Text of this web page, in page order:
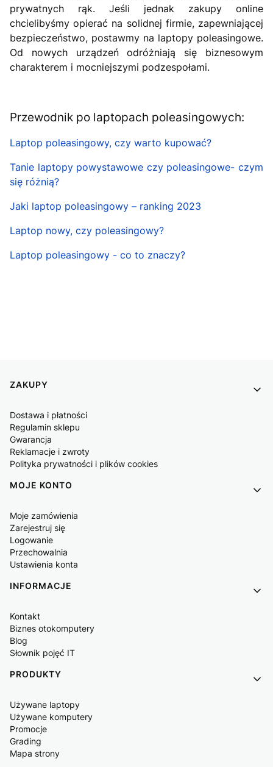
prywatnych rąk. Jeśli jednak zakupy online
chcielibyśmy opierać na solidnej firmie, zapewniającej
bezpieczeństwo, postawmy na laptopy poleasingowe.
Od nowych urządzeń odróżniają się biznesowym
charakterem i mocniejszymi podzespołami.
Przewodnik po laptopach poleasingowych:
Laptop poleasingowy, czy warto kupować?
Tanie laptopy powystawowe czy poleasingowe- czym
się różnią?
Jaki laptop poleasingowy – ranking 2023
Laptop nowy, czy poleasingowy?
Laptop poleasingowy - co to znaczy?
Linki w stopce
ZAKUPY
Dostawa i płatności
Regulamin sklepu
Gwarancja
Reklamacje i zwroty
Polityka prywatności i plików cookies
MOJE KONTO
Moje zamówienia
Zarejestruj się
Logowanie
Przechowalnia
Ustawienia konta
INFORMACJE
Kontakt
Biznes otokomputery
Blog
Słownik pojęć IT
PRODUKTY
Używane laptopy
Używane komputery
Promocje
Grading
Mapa strony